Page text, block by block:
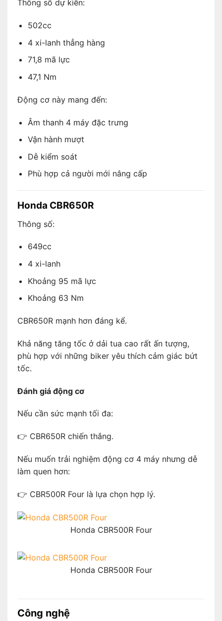
Thông số dự kiến:
502cc
4 xi-lanh thẳng hàng
71,8 mã lực
47,1 Nm
Động cơ này mang đến:
Âm thanh 4 máy đặc trưng
Vận hành mượt
Dễ kiểm soát
Phù hợp cả người mới nâng cấp
Honda CBR650R
Thông số:
649cc
4 xi-lanh
Khoảng 95 mã lực
Khoảng 63 Nm
CBR650R mạnh hơn đáng kể.
Khả năng tăng tốc ở dải tua cao rất ấn tượng,
phù hợp với những biker yêu thích cảm giác bứt
tốc.
Đánh giá động cơ
Nếu cần sức mạnh tối đa:
👉 CBR650R chiến thắng.
Nếu muốn trải nghiệm động cơ 4 máy nhưng dễ
làm quen hơn:
👉 CBR500R Four là lựa chọn hợp lý.
Honda CBR500R Four
Honda CBR500R Four
Công nghệ